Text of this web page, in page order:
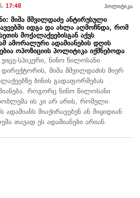
17:48 პოლიტიკა
მიშა მშვილდაძე ანტირუსული
იდგა და ახლა აღმოჩნდა, რომ
მოქალაქეებისგან აქვს
ამორალური ადამიანების დღის
ოპოზიციის პოლიტიკა იქმნებოდა
სპიკერი, ნინო წილოსანი
მიშა მშვილდაძის მიერ
ბინის გადაფორმებას
როგორც ნინო წილოსანი
ის კი არ არის, რომელი
მიაქირავებენ ან მიყიდიან
თავად ეს ადამიანები არიან.